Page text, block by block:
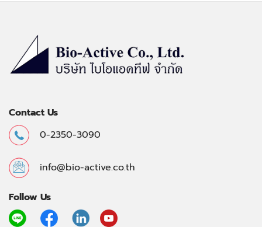
Contact Us
0-2350-3090
info@bio-active.co.th
Follow Us